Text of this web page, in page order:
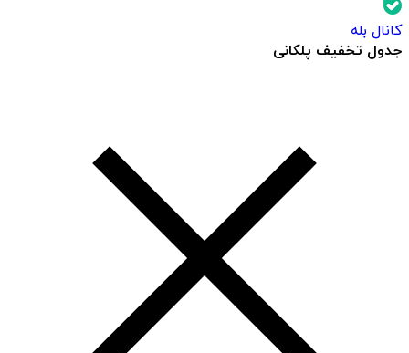
کانال بله
جدول تخفیف پلکانی